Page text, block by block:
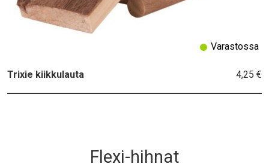
Trixie kiikkulauta 4,25 €
Varastossa
Flexi-hihnat